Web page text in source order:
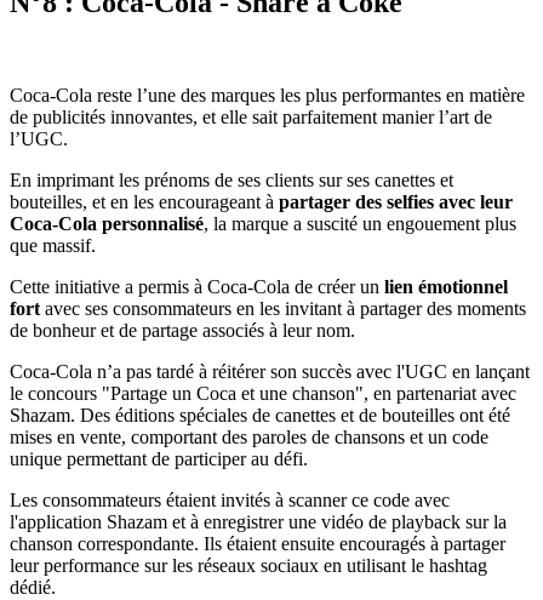
Coca-Cola reste l’une des marques les plus performantes en matière
de publicités innovantes, et elle sait parfaitement manier l’art de
l’UGC.
En imprimant les prénoms de ses clients sur ses canettes et
bouteilles, et en les encourageant à partager des selfies avec leur
Coca-Cola personnalisé, la marque a suscité un engouement plus
que massif.
Cette initiative a permis à Coca-Cola de créer un lien émotionnel
fort avec ses consommateurs en les invitant à partager des moments
de bonheur et de partage associés à leur nom.
Coca-Cola n’a pas tardé à réitérer son succès avec l'UGC en lançant
le concours "Partage un Coca et une chanson", en partenariat avec
Shazam. Des éditions spéciales de canettes et de bouteilles ont été
mises en vente, comportant des paroles de chansons et un code
unique permettant de participer au défi.
Les consommateurs étaient invités à scanner ce code avec
l'application Shazam et à enregistrer une vidéo de playback sur la
chanson correspondante. Ils étaient ensuite encouragés à partager
leur performance sur les réseaux sociaux en utilisant le hashtag
dédié.